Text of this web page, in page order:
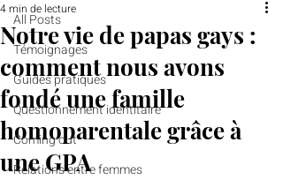
All Posts
Témoignages
Guides pratiques
Questionnement identitaire
Coming out
Relations entre femmes
Notre vie de papas gays :
comment nous avons
fondé une famille
homoparentale grâce à
une GPA
4 min de lecture